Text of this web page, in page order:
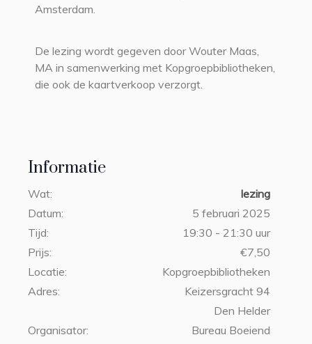
Informatie
Wat:
lezing
Datum:
5 februari 2025
Tijd:
19:30 - 21:30 uur
Prijs:
€7,50
Locatie:
Kopgroepbibliotheken
Adres:
Keizersgracht 94
Den Helder
Organisator:
Bureau Boeiend
Amsterdam.
De lezing wordt gegeven door Wouter Maas,
MA in samenwerking met Kopgroepbibliotheken,
die ook de kaartverkoop verzorgt.